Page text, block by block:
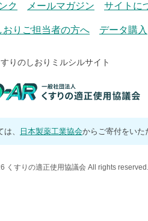
ク メールマガジン サイトに
おりご担当者の方へ データ購入
すりのしおりミルシルサイト
、 日本製薬工業協会からご寄付をいた
くすりの適正使用協議会 All rights reserved.